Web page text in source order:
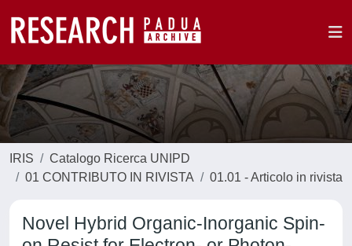
IRIS
Catalogo Ricerca UNIPD
01 CONTRIBUTO IN RIVISTA
01.01 - Articolo in rivista
Novel Hybrid Organic-Inorganic Spin-